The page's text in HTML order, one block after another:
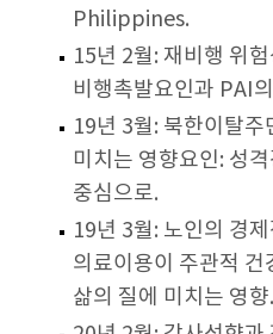
Philippines.
15년 2월: 재비행 위
비행촉발요인과 PAI
19년 3월: 북한이탈주
미치는 영향요인: 성
중심으로.
19년 3월: 노인의 경
의료이용이 주관적 건
삶의 질에 미치는 영향.